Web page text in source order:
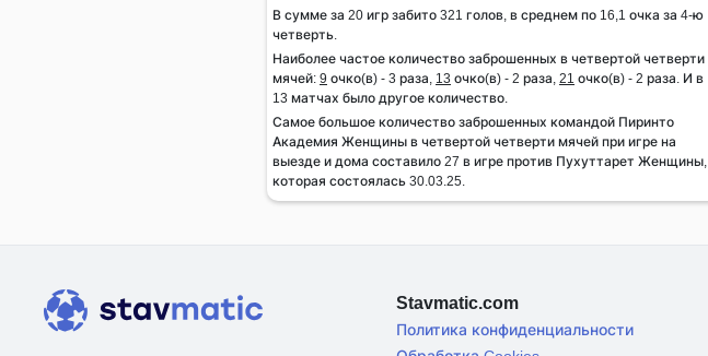
В сумме за 20 игр забито 321 голов, в среднем по 16,1 очка за 4-ю
четверть.
Наиболее частое количество заброшенных в четвертой четверти
мячей: 9 очко(в) - 3 раза, 13 очко(в) - 2 раза, 21 очко(в) - 2 раза. И в
13 матчах было другое количество.
Самое большое количество заброшенных командой Пиринто
Академия Женщины в четвертой четверти мячей при игре на
выезде и дома составило 27 в игре против Пухуттарет Женщины,
которая состоялась 30.03.25.
Stavmatic.com
Политика конфиденциальности